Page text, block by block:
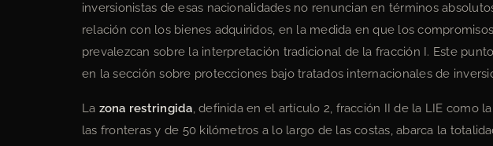
inversionistas de esas nacionalidades no renuncian en términos
relación con los bienes adquiridos, en la medida en que los
prevalezcan sobre la interpretación tradicional de la fracción I. Este
en la sección sobre protecciones bajo tratados internacionales de
La zona restringida, definida en el artículo 2, fracción II de la LIE como
las fronteras y de 50 kilómetros a lo largo de las costas, abarca la